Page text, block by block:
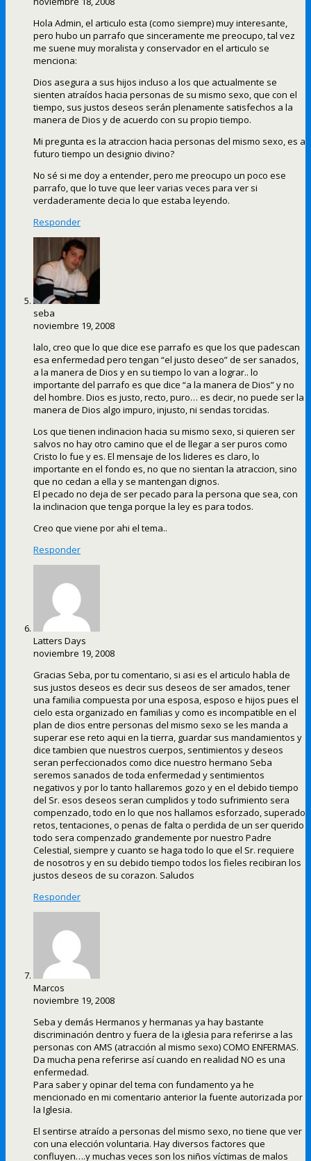
Hola Admin, el articulo esta (como siempre) muy interesante,
pero hubo un parrafo que sinceramente me preocupo, tal vez
me suene muy moralista y conservador en el articulo se
menciona:
Dios asegura a sus hijos incluso a los que actualmente se
sienten atraídos hacia personas de su mismo sexo, que con el
tiempo, sus justos deseos serán plenamente satisfechos a la
manera de Dios y de acuerdo con su propio tiempo.
Mi pregunta es la atraccion hacia personas del mismo sexo, es a
futuro tiempo un designio divino?
No sé si me doy a entender, pero me preocupo un poco ese
parrafo, que lo tuve que leer varias veces para ver si
verdaderamente decia lo que estaba leyendo.
Responder
seba
noviembre 19, 2008
lalo, creo que lo que dice ese parrafo es que los que padescan
esa enfermedad pero tengan “el justo deseo” de ser sanados,
a la manera de Dios y en su tiempo lo van a lograr.. lo
importante del parrafo es que dice “a la manera de Dios” y no
del hombre. Dios es justo, recto, puro… es decir, no puede ser la
manera de Dios algo impuro, injusto, ni sendas torcidas.
Los que tienen inclinacion hacia su mismo sexo, si quieren ser
salvos no hay otro camino que el de llegar a ser puros como
Cristo lo fue y es. El mensaje de los lideres es claro, lo
importante en el fondo es, no que no sientan la atraccion, sino
que no cedan a ella y se mantengan dignos.
El pecado no deja de ser pecado para la persona que sea, con
la inclinacion que tenga porque la ley es para todos.
Creo que viene por ahi el tema..
Responder
Latters Days
noviembre 19, 2008
Gracias Seba, por tu comentario, si asi es el articulo habla de
sus justos deseos es decir sus deseos de ser amados, tener
una familia compuesta por una esposa, esposo e hijos pues el
cielo esta organizado en familias y como es incompatible en el
plan de dios entre personas del mismo sexo se les manda a
superar ese reto aqui en la tierra, guardar sus mandamientos y
dice tambien que nuestros cuerpos, sentimientos y deseos
seran perfeccionados como dice nuestro hermano Seba
seremos sanados de toda enfermedad y sentimientos
negativos y por lo tanto hallaremos gozo y en el debido tiempo
del Sr. esos deseos seran cumplidos y todo sufrimiento sera
compenzado, todo en lo que nos hallamos esforzado, superado
retos, tentaciones, o penas de falta o perdida de un ser querido
todo sera compenzado grandemente por nuestro Padre
Celestial, siempre y cuanto se haga todo lo que el Sr. requiere
de nosotros y en su debido tiempo todos los fieles recibiran los
justos deseos de su corazon. Saludos
Responder
Marcos
noviembre 19, 2008
Seba y demás Hermanos y hermanas ya hay bastante
discriminación dentro y fuera de la iglesia para referirse a las
personas con AMS (atracción al mismo sexo) COMO ENFERMAS.
Da mucha pena referirse así cuando en realidad NO es una
enfermedad.
Para saber y opinar del tema con fundamento ya he
mencionado en mi comentario anterior la fuente autorizada por
la Iglesia.
El sentirse atraído a personas del mismo sexo, no tiene que ver
con una elección voluntaria. Hay diversos factores que
confluyen….y muchas veces son los niños víctimas de malos